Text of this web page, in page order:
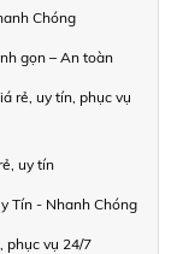
Chóng
gọn – An toàn
rẻ, uy tín, phục vụ
uy tín
Tín - Nhanh Chóng
phục vụ 24/7